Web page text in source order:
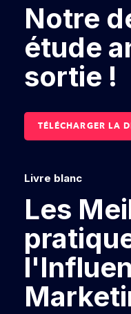
Notre
étude
sortie !
TÉLÉCHARGER LA
Livre blanc
Les